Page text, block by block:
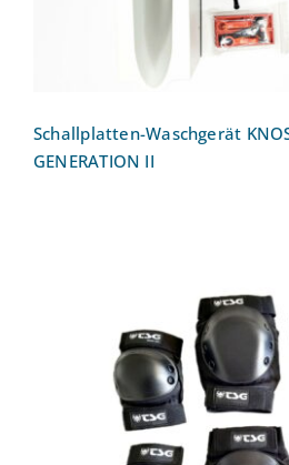
Schallplatten-Waschgerät
GENERATION II
Schoner TSG Basic